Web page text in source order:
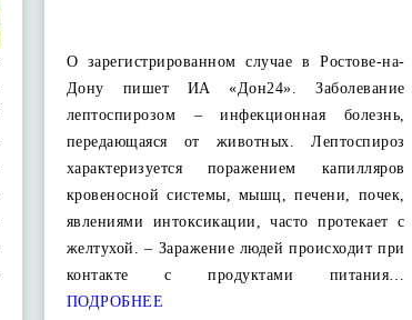
О зарегистрированном случае в Ростове-на-
Дону пишет ИА «Дон24». Заболевание
лептоспирозом – инфекционная болезнь,
передающаяся от животных. Лептоспироз
характеризуется поражением капилляров
кровеносной системы, мышц, печени, почек,
явлениями интоксикации, часто протекает с
желтухой. – Заражение людей происходит при
контакте с продуктами питания…
ПОДРОБНЕЕ